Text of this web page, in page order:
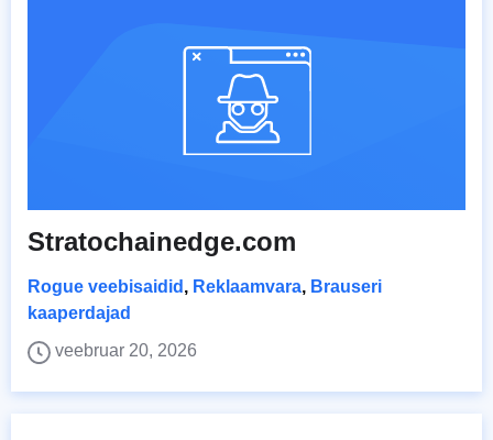
Stratochainedge.com
Rogue veebisaidid , Reklaamvara, Brauseri
kaaperdajad
veebruar 20, 2026